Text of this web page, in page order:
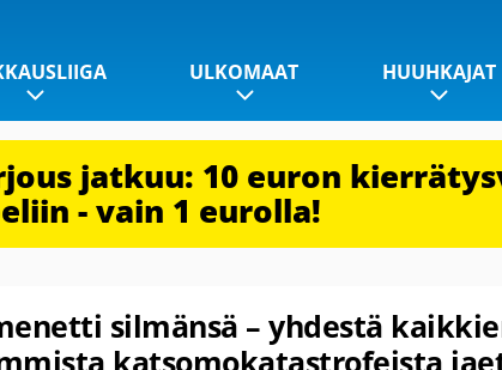
ULKOMAAT HUUHKAJAT
jatkuu: 10 euron
- vain 1 eurolla!
silmänsä – yhdestä
katsomokatastrofeista